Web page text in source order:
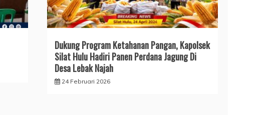
Dukung Program Ketahanan Pangan, Kapolsek
Silat Hulu Hadiri Panen Perdana Jagung Di
Desa Lebak Najah
24 Februari 2026